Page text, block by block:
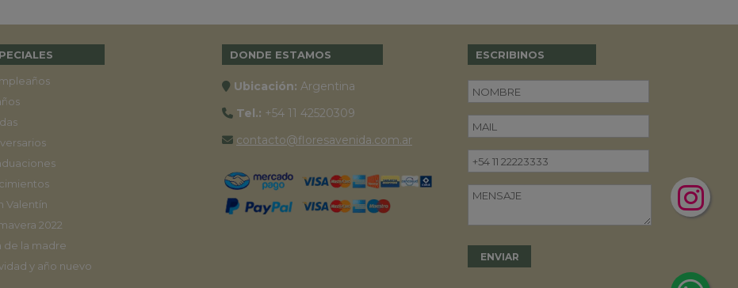
Valentín
2022
de la madre
y año nuevo
DONDE ESTAMOS
Ubicación: Argentina
Tel.: +54 11 42520309
contacto@floresavenida.com.ar
ESCRIBINOS